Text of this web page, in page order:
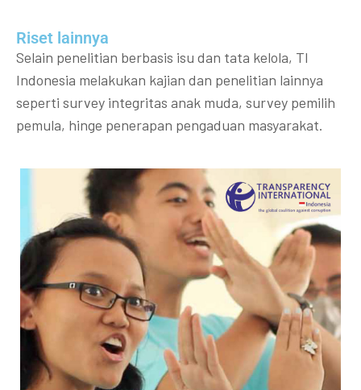
Riset lainnya​​
Selain penelitian berbasis isu dan tata kelola, TI
Indonesia melakukan kajian dan penelitian lainnya
seperti survey integritas anak muda, survey pemilih
pemula, hinge penerapan pengaduan masyarakat.